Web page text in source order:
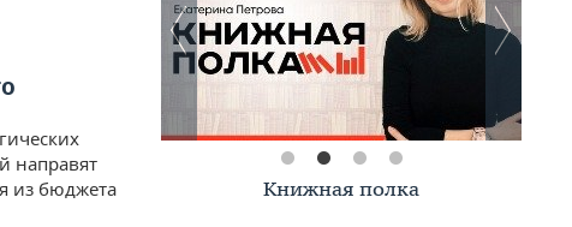
направят
из бюджета
Книжная полка